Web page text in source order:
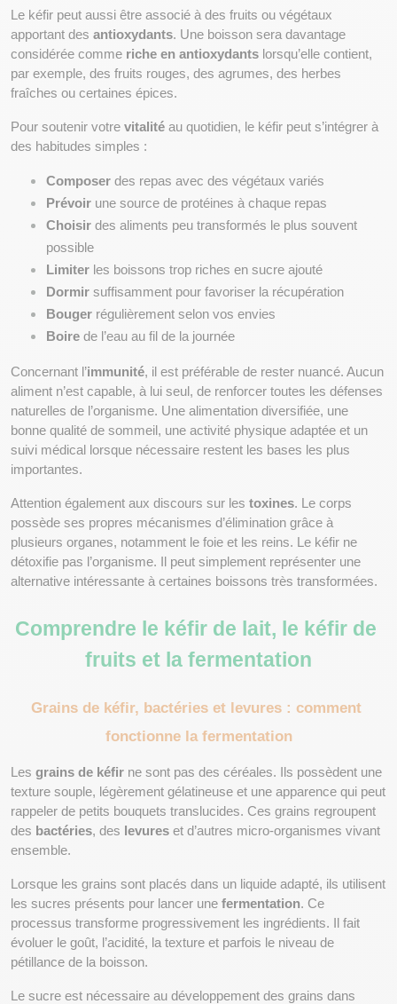
Le kéfir peut aussi être associé à des fruits ou végétaux
apportant des antioxydants. Une boisson sera davantage
considérée comme riche en antioxydants lorsqu’elle contient,
par exemple, des fruits rouges, des agrumes, des herbes
fraîches ou certaines épices.
Pour soutenir votre vitalité au quotidien, le kéfir peut s’intégrer à
des habitudes simples :
Composer des repas avec des végétaux variés
Prévoir une source de protéines à chaque repas
Choisir des aliments peu transformés le plus souvent
possible
Limiter les boissons trop riches en sucre ajouté
Dormir suffisamment pour favoriser la récupération
Bouger régulièrement selon vos envies
Boire de l’eau au fil de la journée
Concernant l’immunité, il est préférable de rester nuancé. Aucun
aliment n’est capable, à lui seul, de renforcer toutes les défenses
naturelles de l’organisme. Une alimentation diversifiée, une
bonne qualité de sommeil, une activité physique adaptée et un
suivi médical lorsque nécessaire restent les bases les plus
importantes.
Attention également aux discours sur les toxines. Le corps
possède ses propres mécanismes d’élimination grâce à
plusieurs organes, notamment le foie et les reins. Le kéfir ne
détoxifie pas l’organisme. Il peut simplement représenter une
alternative intéressante à certaines boissons très transformées.
Comprendre le kéfir de lait, le kéfir de
fruits et la fermentation
Grains de kéfir, bactéries et levures : comment
fonctionne la fermentation
Les grains de kéfir ne sont pas des céréales. Ils possèdent une
texture souple, légèrement gélatineuse et une apparence qui peut
rappeler de petits bouquets translucides. Ces grains regroupent
des bactéries, des levures et d’autres micro-organismes vivant
ensemble.
Lorsque les grains sont placés dans un liquide adapté, ils utilisent
les sucres présents pour lancer une fermentation. Ce
processus transforme progressivement les ingrédients. Il fait
évoluer le goût, l’acidité, la texture et parfois le niveau de
pétillance de la boisson.
Le sucre est nécessaire au développement des grains dans